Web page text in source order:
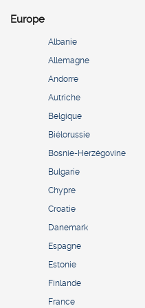
Europe
Albanie
Allemagne
Andorre
Autriche
Belgique
Biélorussie
Bosnie-Herzégovine
Bulgarie
Chypre
Croatie
Danemark
Espagne
Estonie
Finlande
France